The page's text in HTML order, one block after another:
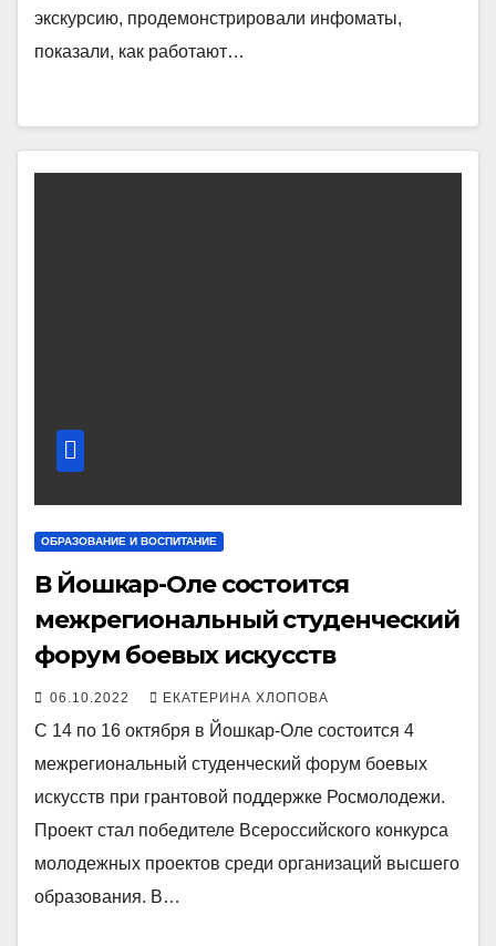
экскурсию, продемонстрировали инфоматы,
показали, как работают…
ОБРАЗОВАНИЕ И ВОСПИТАНИЕ
В Йошкар-Оле состоится
межрегиональный студенческий
форум боевых искусств
06.10.2022 ЕКАТЕРИНА ХЛОПОВА
С 14 по 16 октября в Йошкар-Оле состоится 4
межрегиональный студенческий форум боевых
искусств при грантовой поддержке Росмолодежи.
Проект стал победителе Всероссийского конкурса
молодежных проектов среди организаций высшего
образования. В…